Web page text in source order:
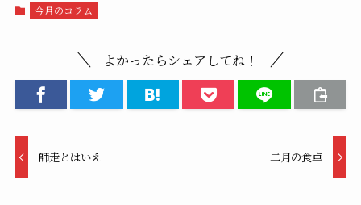
今月のコラム
よかったらシェアしてね！
師走とはいえ 二月の食卓